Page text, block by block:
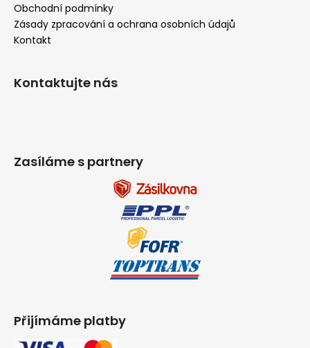
Obchodní podmínky
Zásady zpracování a ochrana osobních údajů
Kontakt
Kontaktujte nás
Zasíláme s partnery
Přijímáme platby